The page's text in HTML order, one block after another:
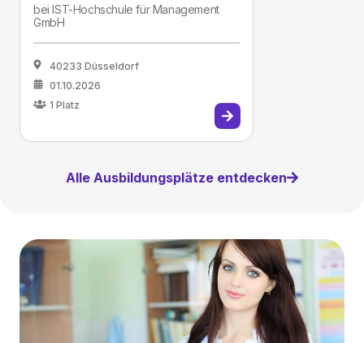
beiIST-Hochschule für Management
GmbH
40233 Düsseldorf
01.10.2026
1 Platz
Alle Ausbildungsplätze entdecken